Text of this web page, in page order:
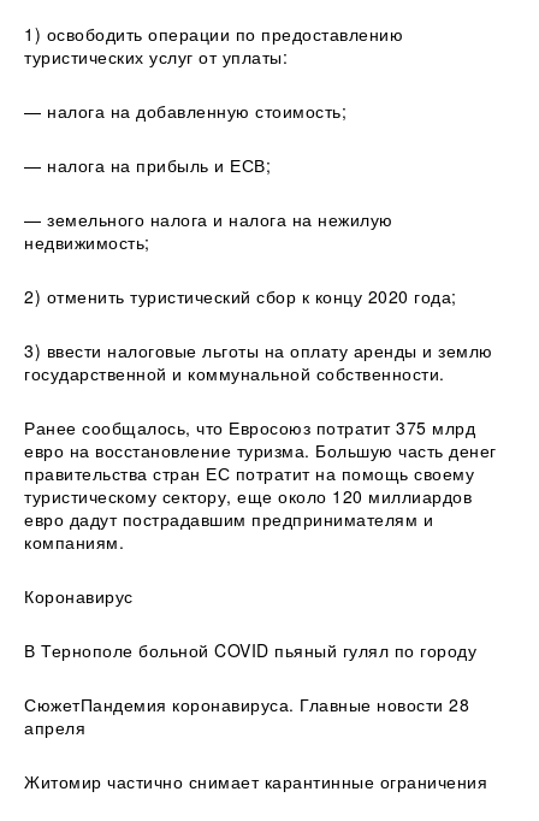
1) освободить операции по предоставлению
туристических услуг от уплаты:
— налога на добавленную стоимость;
— налога на прибыль и ЕСВ;
— земельного налога и налога на нежилую
недвижимость;
2) отменить туристический сбор к концу 2020 года;
3) ввести налоговые льготы на оплату аренды и землю
государственной и коммунальной собственности.
Ранее сообщалось, что Евросоюз потратит 375 млрд
евро на восстановление туризма. Большую часть денег
правительства стран ЕС потратит на помощь своему
туристическому сектору, еще около 120 миллиардов
евро дадут пострадавшим предпринимателям и
компаниям.
Коронавирус
В Тернополе больной COVID пьяный гулял по городу
СюжетПандемия коронавируса. Главные новости 28
апреля
Житомир частично снимает карантинные ограничения